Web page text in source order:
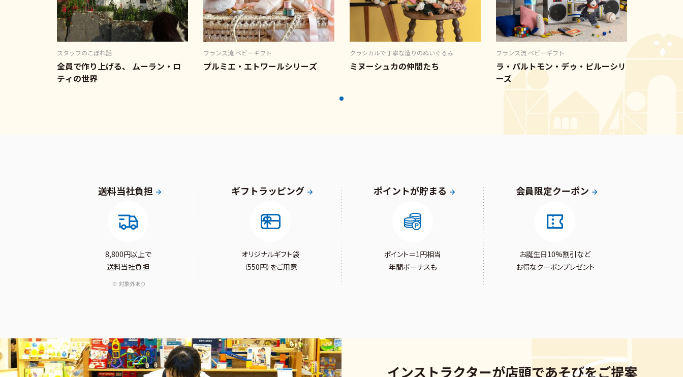
スタッフのこぼれ話
全員で作り上げる、 ムーラン・ロ
ティの世界
フランス流 ベビーギフト
プルミエ・エトワールシリーズ
クラシカルで丁寧な造りのぬいぐるみ
ミヌーシュカの仲間たち
フランス流 ベビーギフト
ラ・パルトモン・デゥ・ピルーシリ
ーズ
送料当社負担
8,800円以上で
送料当社負担
対象外あり
ギフトラッピング
オリジナルギフト袋
（550円）をご用意
ポイントが貯まる
ポイント＝1円相当
年間ボーナスも
会員限定クーポン
お誕生日10%割引など
お得なクーポンプレゼント
インストラクターが店頭であそびをご提案